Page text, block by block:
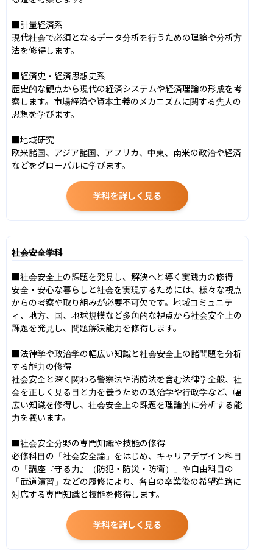
■計量経済系
現代社会で必須となるデータ分析を行うための理論や分析方
法を修得します。
■経済史・経済思想史系
歴史的な観点から現代の経済システムや経済理論の形成を考
察します。市場経済や資本主義のメカニズムに関する先人の
思想を学びます。
■地域研究
欧米諸国、アジア諸国、アフリカ、中東、南米の政治や経済
などをグローバルに学びます。
学科を詳しく見る
社会安全学科
■社会安全上の課題を発見し、解決へと導く実践力の修得
安全・安心な暮らしと社会を実現するためには、様々な視点
からの考察や取り組みが必要不可欠です。地域コミュニテ
ィ、地方、国、地球規模など多角的な視点から社会安全上の
課題を発見し、問題解決能力を修得します。
■法律学や政治学の幅広い知識と社会安全上の諸問題を分析
する能力の修得
社会安全と深く関わる警察法や消防法を含む法律学全般、社
会を正しく見る目と力を養うための政治学や行政学など、幅
広い知識を修得し、社会安全上の課題を理論的に分析する能
力を養います。
■社会安全分野の専門知識や技能の修得
必修科目の「社会安全論」をはじめ、キャリアデザイン科目
の「講座『守る力』（防犯・防災・防衛）」や自由科目の
「武道演習」などの履修により、各自の卒業後の希望進路に
対応する専門知識と技能を修得します。
学科を詳しく見る